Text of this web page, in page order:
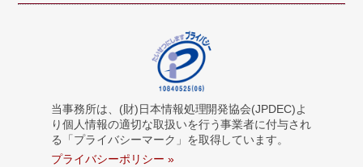
当事務所は、(財)日本情報処理開発協会(JPDEC)よ
り個人情報の適切な取扱いを行う事業者に付与され
る「プライバシーマーク」を取得しています。
プライバシーポリシー »